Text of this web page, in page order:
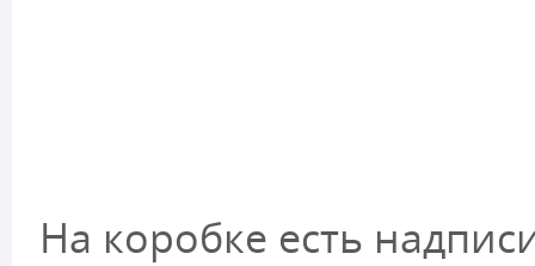
На коробке есть